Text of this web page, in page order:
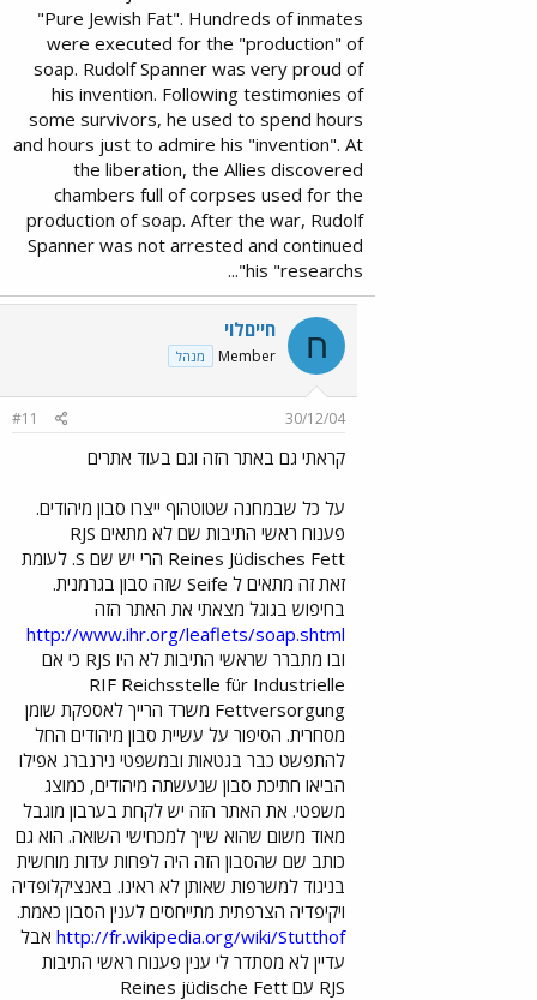
"Pure Jewish Fat". Hundreds of inmates
were executed for the "production" of
soap. Rudolf Spanner was very proud of
his invention. Following testimonies of
some survivors, he used to spend hours
and hours just to admire his "invention". At
the liberation, the Allies discovered
chambers full of corpses used for the
production of soap. After the war, Rudolf
Spanner was not arrested and continued
his "researchs"...
ח חייםלוי
Member מנהל
30/12/04
#11
קראתי גם באתר הזה וגם בעוד אתרים
על כל שבמחנה שטוטהוף ייצרו סבון מיהודים.
פענוח ראשי התיבות שם לא מתאים RJS
Reines Jüdisches Fett הרי יש שם S. לעומת
זאת זה מתאים ל Seife שזה סבון בגרמנית.
בחיפוש בגוגל מצאתי את האתר הזה
http://www.ihr.org/leaflets/soap.shtml
ובו מתברר שראשי התיבות לא היו RJS כי אם
RIF Reichsstelle für Industrielle
Fettversorgung משרד הרייך לאספקת שומן
מסחרית. הסיפור על עשיית סבון מיהודים החל
להתפשט כבר בגטאות ובמשפטי נירנברג אפילו
הביאו חתיכת סבון שנעשתה מיהודים, כמוצג
משפטי. את האתר הזה יש לקחת בערבון מוגבל
מאוד משום שהוא שייך למכחישי השואה. הוא גם
כותב שם שהסבון הזה היה לפחות עדות מוחשית
בניגוד למשרפות שאותן לא ראינו. באנציקלופדיה
ויקיפדיה הצרפתית מתייחסים לענין הסבון כאמת.
http://fr.wikipedia.org/wiki/Stutthof אבל
עדיין לא מסתדר לי ענין פענוח ראשי התיבות
RJS עם Reines jüdische Fett